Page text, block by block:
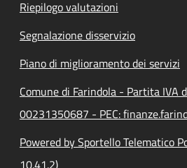
Riepilogo valutazioni
Segnalazione disservizio
Piano di miglioramento dei servizi
Comune di Farindola - Partita IVA
00231350687 - PEC:
Powered by Sportello Telematico
10.41.2)